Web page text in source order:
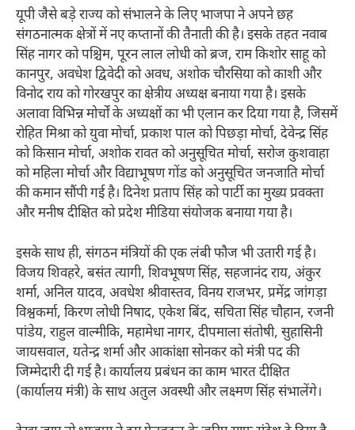
यूपी जैसे बड़े राज्य को संभालने के लिए भाजपा ने अपने छह
संगठनात्मक क्षेत्रों में नए कप्तानों की तैनाती की है। इसके तहत नवाब
सिंह नागर को पश्चिम, पूरन लाल लोधी को ब्रज, राम किशोर साहू को
कानपुर, अवधेश द्विवेदी को अवध, अशोक चौरसिया को काशी और
विनोद राय को गोरखपुर का क्षेत्रीय अध्यक्ष बनाया गया है। इसके
अलावा विभिन्न मोर्चों के अध्यक्षों का भी एलान कर दिया गया है, जिसमें
रोहित मिश्रा को युवा मोर्चा, प्रकाश पाल को पिछड़ा मोर्चा, देवेन्द्र सिंह
को किसान मोर्चा, अशोक रावत को अनुसूचित मोर्चा, सरोज कुशवाहा
को महिला मोर्चा और विद्याभूषण गोंड को अनुसूचित जनजाति मोर्चा
की कमान सौंपी गई है। दिनेश प्रताप सिंह को पार्टी का मुख्य प्रवक्ता
और मनीष दीक्षित को प्रदेश मीडिया संयोजक बनाया गया है।
इसके साथ ही, संगठन मंत्रियों की एक लंबी फौज भी उतारी गई है।
विजय शिवहरे, बसंत त्यागी, शिवभूषण सिंह, सहजानंद राय, अंकुर
शर्मा, अनिल यादव, अवधेश श्रीवास्तव, विनय राजभर, प्रमेंद्र जांगड़ा
विश्वकर्मा, किरण लोधी निषाद, एकेश बिंद, सचिता सिंह चौहान, रजनी
पांडेय, राहुल वाल्मीकि, महामेधा नागर, दीपमाला संतोषी, सुहासिनी
जायसवाल, यतेन्द्र शर्मा और आकांक्षा सोनकर को मंत्री पद की
जिम्मेदारी दी गई है। कार्यालय प्रबंधन का काम भारत दीक्षित
(कार्यालय मंत्री) के साथ अतुल अवस्थी और लक्ष्मण सिंह संभालेंगे।